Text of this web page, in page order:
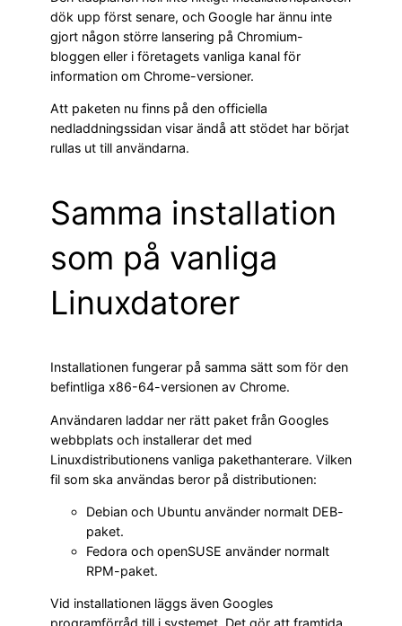
dök upp först senare, och Google har ännu inte
gjort någon större lansering på Chromium-
bloggen eller i företagets vanliga kanal för
information om Chrome-versioner.
Att paketen nu finns på den officiella
nedladdningssidan visar ändå att stödet har börjat
rullas ut till användarna.
Samma installation
som på vanliga
Linuxdatorer
Installationen fungerar på samma sätt som för den
befintliga x86-64-versionen av Chrome.
Användaren laddar ner rätt paket från Googles
webbplats och installerar det med
Linuxdistributionens vanliga pakethanterare. Vilken
fil som ska användas beror på distributionen:
Debian och Ubuntu använder normalt DEB-
paket.
Fedora och openSUSE använder normalt
RPM-paket.
Vid installationen läggs även Googles
programförråd till i systemet. Det gör att framtida